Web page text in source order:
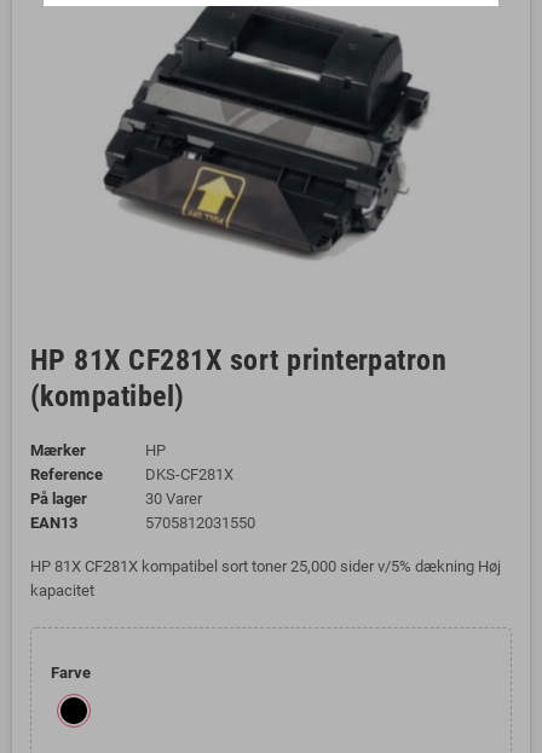
HP 81X CF281X sort printerpatron
(kompatibel)
Mærker
HP
Reference
DKS-CF281X
På lager
30 Varer
EAN13
5705812031550
HP 81X CF281X kompatibel sort toner 25,000 sider v/5% dækning Høj
kapacitet
Farve